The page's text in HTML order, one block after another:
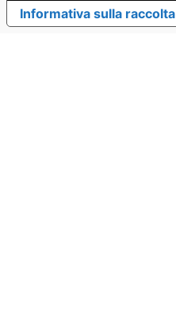
Informativa sulla raccolta